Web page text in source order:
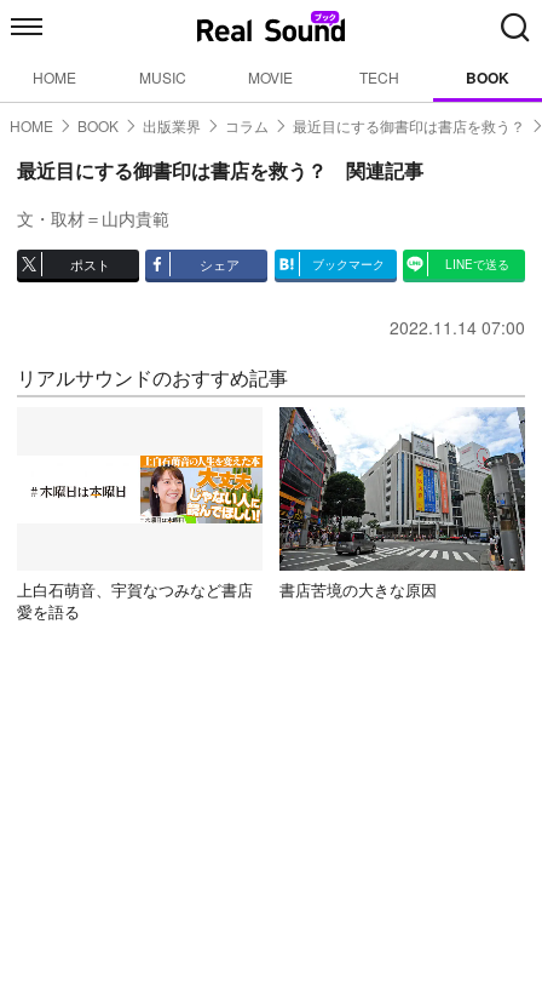
HOME MUSIC MOVIE TECH BOOK
HOME BOOK 出版業界 コラム 最近目にする御書印は書店を救う？
最近目にする御書印は書店を救う？ 関連記事
文・取材＝山内貴範
ポスト シェア ブックマーク LINEで送る
2022.11.14 07:00
リアルサウンドのおすすめ記事
上白石萌音、宇賀なつみなど書店
愛を語る
書店苦境の大きな原因